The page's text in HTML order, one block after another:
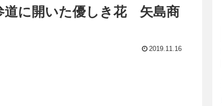
道に開いた優しき花 矢島商
2019.11.16